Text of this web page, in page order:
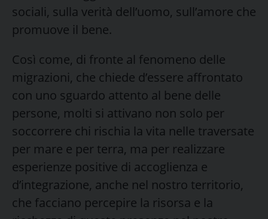
sociali, sulla verità dell’uomo, sull’amore che
promuove il bene.
Così come, di fronte al fenomeno delle
migrazioni, che chiede d’essere affrontato
con uno sguardo attento al bene delle
persone, molti si attivano non solo per
soccorrere chi rischia la vita nelle traversate
per mare e per terra, ma per realizzare
esperienze positive di accoglienza e
d’integrazione, anche nel nostro territorio,
che facciano percepire la risorsa e la